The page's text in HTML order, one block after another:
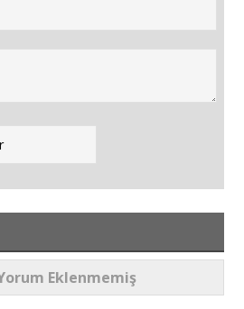
Eklenmemiş